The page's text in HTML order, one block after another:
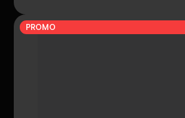
PROMO